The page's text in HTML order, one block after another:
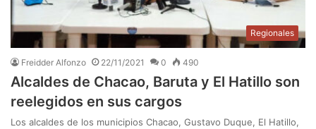
Regionales
Freidder Alfonzo 22/11/2021 0 490
Alcaldes de Chacao, Baruta y El Hatillo son
reelegidos en sus cargos
Los alcaldes de los municipios Chacao, Gustavo Duque, El Hatillo,